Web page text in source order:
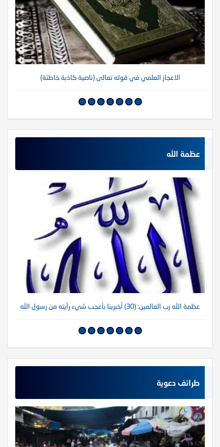
الاعجاز العلمي في قوله تعالى (ناصية كاذبة خاطئة)
عظمة الله
عظمة الله رب العالمين: (30) أخبرينا بأعجب شيء رأيته من رسول الله
طرائف دعوية